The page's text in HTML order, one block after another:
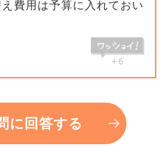
費用は予算に入れておい
+6
に回答する